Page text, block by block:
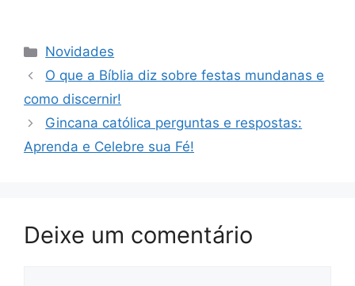
Categorias
Novidades
O que a Bíblia diz sobre festas mundanas e
como discernir!
Gincana católica perguntas e respostas:
Aprenda e Celebre sua Fé!
Deixe um comentário